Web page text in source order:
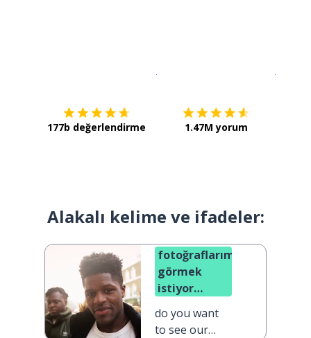
177b değerlendirme 1.47M yorum
Alakalı kelime ve ifadeler:
fotoğraflarımızı
görmek
istiyor
do you want
to see our